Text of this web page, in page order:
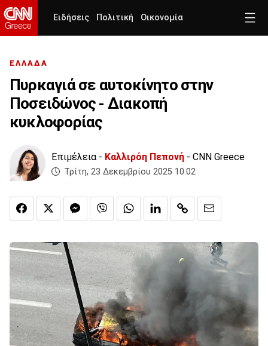
Ειδήσεις Πολιτική Οικονομία
ΕΛΛΑΔΑ
Πυρκαγιά σε αυτοκίνητο στην
Ποσειδώνος - Διακοπή
κυκλοφορίας
Επιμέλεια - Καλλιρόη Πεπονή - CNN Greece
Τρίτη, 23 Δεκεμβρίου 2025 10:02